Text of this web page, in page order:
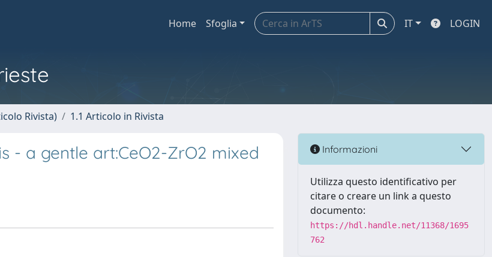
Home Sfoglia IT LOGIN
Rivista) 1.1 Articolo in Rivista
- a gentle art:CeO2-ZrO2 mixed
Informazioni
Utilizza questo identificativo per
citare o creare un link a questo
documento:
https://hdl.handle.net/11368/1695
762